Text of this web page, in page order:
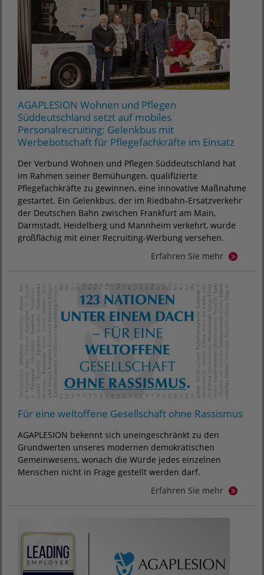
AGAPLESION Wohnen und Pflegen
Süddeutschland setzt auf mobiles
Personalrecruiting: Gelenkbus mit
Werbebotschaft für Pflegefachkräfte im Einsatz
Der Verbund Wohnen und Pflegen Süddeutschland hat
im Rahmen seiner Bemühungen, qualifizierte
Pflegefachkräfte zu gewinnen, eine innovative Maßnahme
gestartet. Ein Gelenkbus, der im Riedbahn-Ersatzverkehr
der Deutschen Bahn zwischen Frankfurt am Main,
Darmstadt, Heidelberg und Mannheim verkehrt, wurde
großflächig mit einer Recruiting-Werbung versehen.
Erfahren Sie mehr
Für eine weltoffene Gesellschaft ohne Rassismus
AGAPLESION bekennt sich uneingeschränkt zu den
Grundwerten unseres modernen demokratischen
Gemeinwesens, wonach die Würde jedes einzelnen
Menschen nicht in Frage gestellt werden darf.
Erfahren Sie mehr